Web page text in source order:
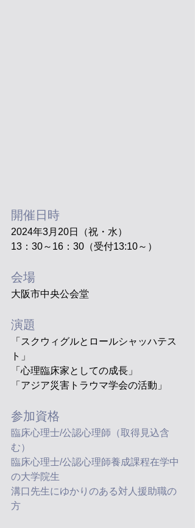
開催日時
2024年3月20日（祝・水）
13：30～16：30（受付13:10～）
会場
大阪市中央公会堂
演題
「スクウィグルとロールシャッハテス
ト」
「心理臨床家としての成長」
「アジア災害トラウマ学会の活動」
参加資格
臨床心理士/公認心理師（取得見込含
む）
臨床心理士/公認心理師養成課程在学中
の大学院生
溝口先生にゆかりのある対人援助職の
方